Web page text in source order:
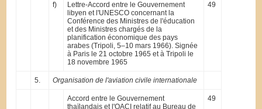
f)
Lettre-Accord entre le Gouvernement
libyen et l'UNESCO concernant la
Conférence des Ministres de l'éducation
et des Ministres chargés de la
planification économique des pays
arabes (Tripoli, 5–10 mars 1966). Signée
à Paris le 21 octobre 1965 et à Tripoli le
18 novembre 1965
49
5. Organisation de l'aviation civile internationale
Accord entre le Gouvernement
thaïlandais et l'OACI relatif au Bureau de
49